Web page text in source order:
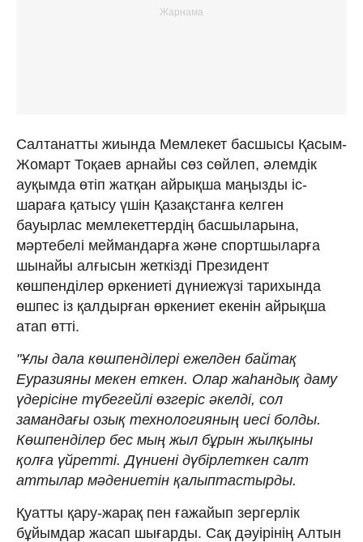
Салтанатты жиында Мемлекет басшысы Қасым-
Жомарт Тоқаев арнайы сөз сөйлеп, әлемдік
ауқымда өтіп жатқан айрықша маңызды іс-
шараға қатысу үшін Қазақстанға келген
бауырлас мемлекеттердің басшыларына,
мәртебелі меймандарға және спортшыларға
шынайы алғысын жеткізді Президент
көшпенділер өркениеті дүниежүзі тарихында
өшпес із қалдырған өркениет екенін айрықша
атап өтті.
"Ұлы дала көшпенділері ежелден байтақ
Еуразияны мекен еткен. Олар жаһандық даму
үдерісіне түбегейлі өзгеріс әкелді, сол
замандағы озық технологияның иесі болды.
Көшпенділер бес мың жыл бұрын жылқыны
қолға үйретті. Дүниені дүбірлеткен салт
аттылар мәдениетін қалыптастырды.
Қуатты қару-жарақ пен ғажайып зергерлік
бұйымдар жасап шығарды. Сақ дәуірінің Алтын